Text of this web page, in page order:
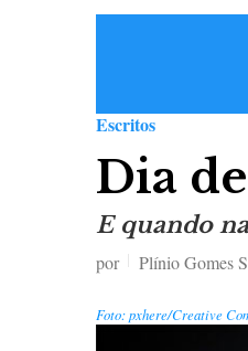
Escritos
Dia
E quando
por Plínio Gomes
Foto: pxhere/Creative